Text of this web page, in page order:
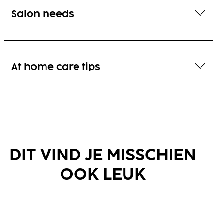
Salon needs
At home care tips
DIT VIND JE MISSCHIEN
OOK LEUK